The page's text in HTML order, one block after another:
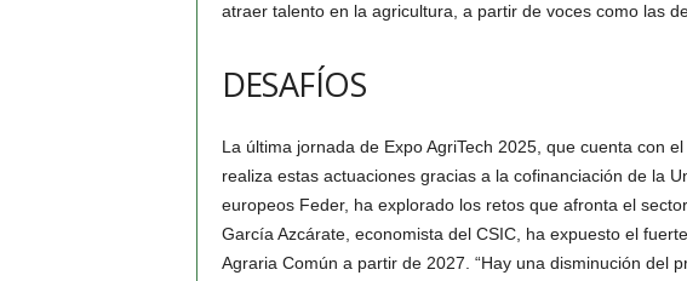
atraer talento en la agricultura, a partir de voces como las
DESAFÍOS
La última jornada de Expo AgriTech 2025, que cuenta con
realiza estas actuaciones gracias a la cofinanciación de la
europeos Feder, ha explorado los retos que afronta el
García Azcárate, economista del CSIC, ha expuesto el
Agraria Común a partir de 2027. “Hay una disminución del